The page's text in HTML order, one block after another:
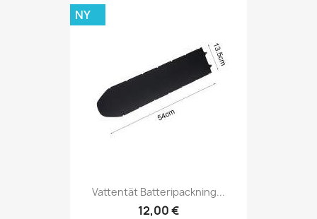
Vattentät Batteripackning...
12,00 €
NY